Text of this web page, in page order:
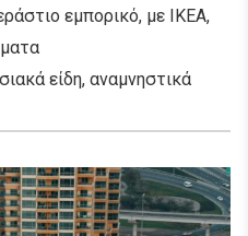
εμπορικό, με IKEA,
είδη, αναμνηστικά